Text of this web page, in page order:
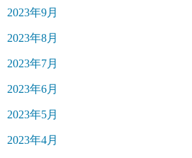
2023年9月
2023年8月
2023年7月
2023年6月
2023年5月
2023年4月